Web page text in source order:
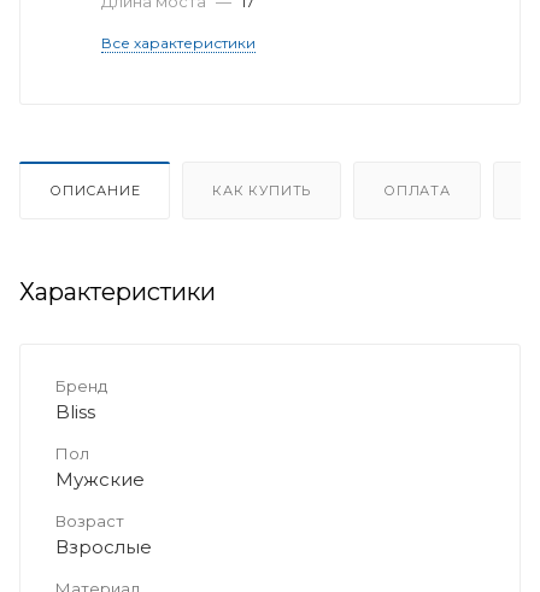
Все характеристики
ОПИСАНИЕ КАК КУПИТЬ ОПЛАТА
Характеристики
Бренд
Bliss
Пол
Мужские
Возраст
Взрослые
Материал